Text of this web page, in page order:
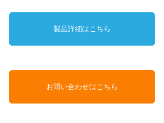
製品詳細はこちら
お問い合わせはこちら